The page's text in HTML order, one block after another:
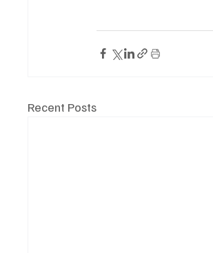
Recent Posts